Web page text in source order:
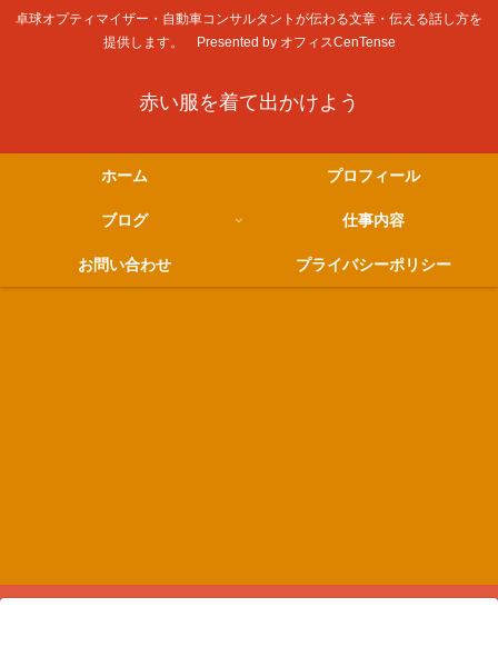
卓球オプティマイザー・自動車コンサルタントが伝わる文章・伝える話し方を
提供します。 Presented by オフィスCenTense
赤い服を着て出かけよう
ホーム プロフィール
ブログ 仕事内容
お問い合わせ プライバシーポリシー